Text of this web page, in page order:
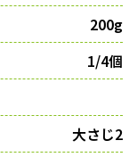
200g
1/4個
大さじ2